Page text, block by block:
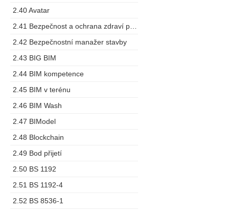
2.40 Avatar
2.42 Bezpečnostní manažer stavby
2.43 BIG BIM
2.44 BIM kompetence
2.45 BIM v terénu
2.46 BIM Wash
2.47 BIModel
2.48 Blockchain
2.49 Bod přijetí
2.50 BS 1192
2.51 BS 1192-4
2.52 BS 8536-1